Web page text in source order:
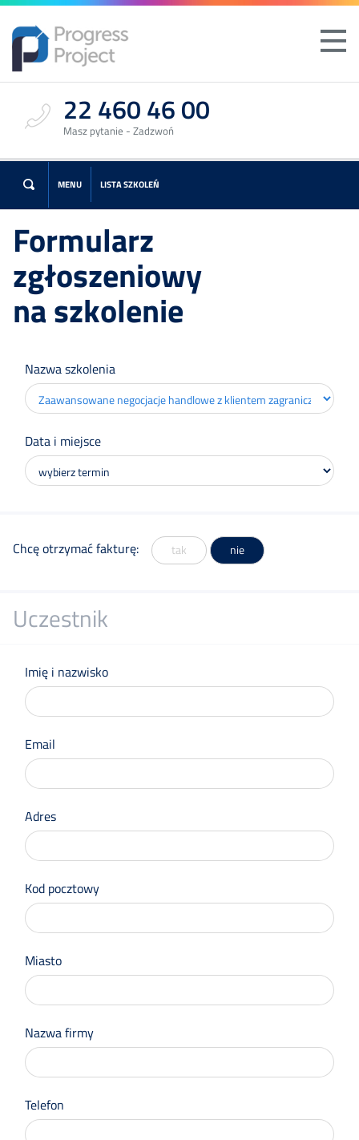
Szkolenia
Online
Szkolenia
Doradztwo
Zapisz
się
22 460 46 00
Masz pytanie - Zadzwoń
MENU LISTA SZKOLEŃ
Formularz
zgłoszeniowy
na szkolenie
Nazwa szkolenia
Data i miejsce
Chcę otrzymać fakturę: tak nie
Uczestnik
Imię i nazwisko
Email
Adres
Kod pocztowy
Miasto
Nazwa firmy
Telefon